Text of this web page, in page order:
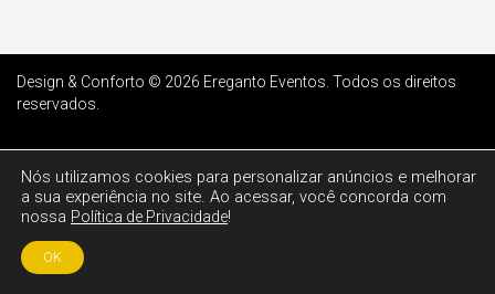
Nós utilizamos cookies para personalizar anúncios e melhorar
a sua experiência no site. Ao acessar, você concorda com
nossa Política de Privacidade!
OK
Design & Conforto © 2026 Ereganto Eventos . Todos os direitos
reservados.